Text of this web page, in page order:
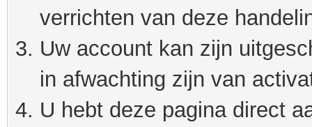
verrichten van deze
Uw account kan zijn
in afwachting zijn van
U hebt deze pagina direct